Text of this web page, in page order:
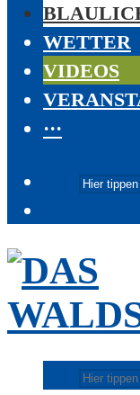
WETTER
VIDEOS
···